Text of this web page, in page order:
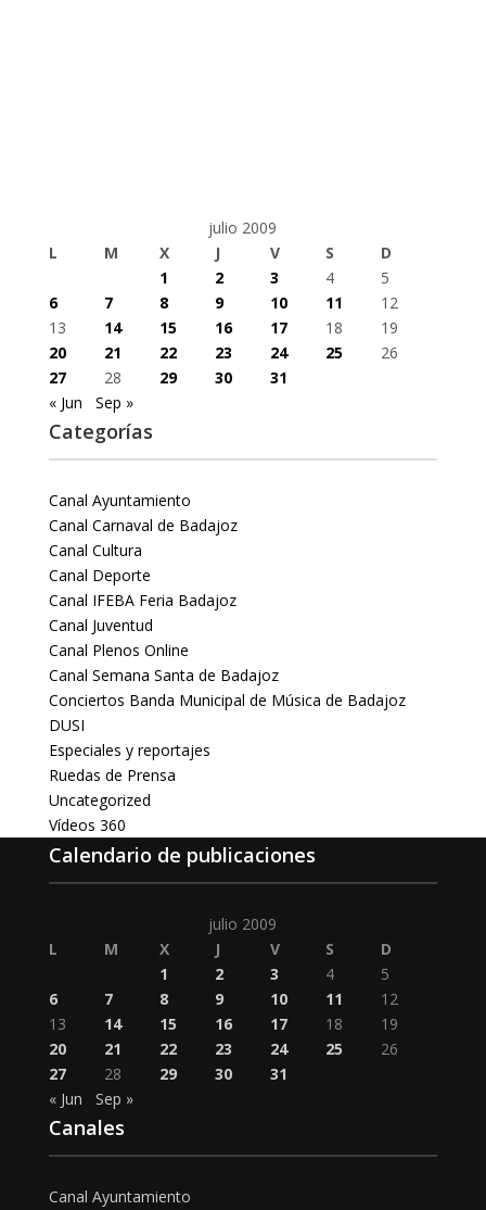
julio 2009
L
M X J V S
D
1
2 3 4
5
6
7 8 9 10 11
12
13
14 15 16 17 18
19
20
21 22 23 24 25
26
27
28 29 30
31
« Jun
Sep »
Categorías
Canal Ayuntamiento
Canal Carnaval de Badajoz
Canal Cultura
Canal Deporte
Canal IFEBA Feria Badajoz
Canal Juventud
Canal Plenos Online
Canal Semana Santa de Badajoz
Conciertos Banda Municipal de Música de Badajoz
DUSI
Especiales y reportajes
Ruedas de Prensa
Uncategorized
Vídeos 360
Calendario de publicaciones
julio 2009
L
M X J V S
D
1
2 3 4
5
6
7 8 9 10 11
12
13
14 15 16 17 18
19
20
21 22 23 24 25
26
27
28 29 30
31
« Jun
Sep »
Canales
Canal Ayuntamiento